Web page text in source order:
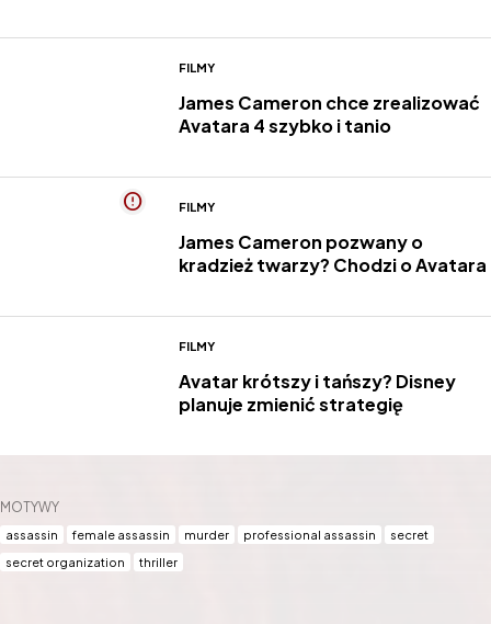
MOTYWY
assassin female assassin murder professional assassin
secret
secret organization
thriller
FILMY
James Cameron chce zrealizować
Avatara 4 szybko i tanio
FILMY
James Cameron pozwany o
kradzież twarzy? Chodzi o Avatara
FILMY
Avatar krótszy i tańszy? Disney
planuje zmienić strategię